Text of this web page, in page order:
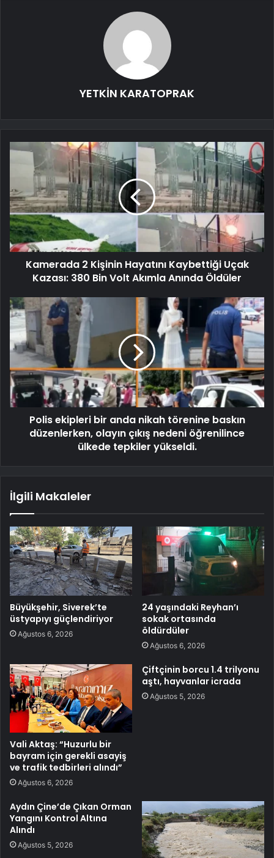
YETKİN KARATOPRAK
Kamerada 2 Kişinin Hayatını Kaybettiği Uçak
Kazası: 380 Bin Volt Akımla Anında Öldüler
Polis ekipleri bir anda nikah törenine baskın
düzenlerken, olayın çıkış nedeni öğrenilince
ülkede tepkiler yükseldi.
İlgili Makaleler
Büyükşehir, Siverek’te
üstyapıyı güçlendiriyor
Ağustos 6, 2026
24 yaşındaki Reyhan’ı
sokak ortasında
öldürdüler
Ağustos 6, 2026
Vali Aktaş: “Huzurlu bir
bayram için gerekli asayiş
ve trafik tedbirleri alındı”
Ağustos 6, 2026
Çiftçinin borcu 1.4 trilyonu
aştı, hayvanlar icrada
Ağustos 5, 2026
Aydın Çine’de Çıkan Orman
Yangını Kontrol Altına
Alındı
Ağustos 5, 2026